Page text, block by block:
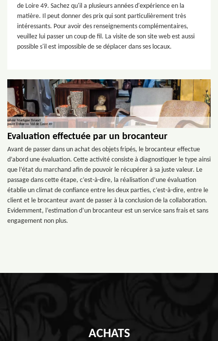
de Loire 49. Sachez qu'il a plusieurs années d'expérience en la
matière. Il peut donner des prix qui sont particulièrement très
intéressants. Pour avoir des renseignements complémentaires,
veuillez lui passer un coup de fil. La visite de son site web est aussi
possible s'il est impossible de se déplacer dans ses locaux.
Evaluation effectuée par un brocanteur
Avant de passer dans un achat des objets fripés, le brocanteur effectue
d’abord une évaluation. Cette activité consiste à diagnostiquer le type ainsi
que l’état du marchand afin de pouvoir le récupérer à sa juste valeur. Le
passage dans cette étape, c’est-à-dire, la réalisation d’une évaluation
établie un climat de confiance entre les deux parties, c’est-à-dire, entre le
client et le brocanteur avant de passer à la conclusion de la collaboration.
Evidemment, l’estimation d’un brocanteur est un service sans frais et sans
engagement non plus.
ACHATS